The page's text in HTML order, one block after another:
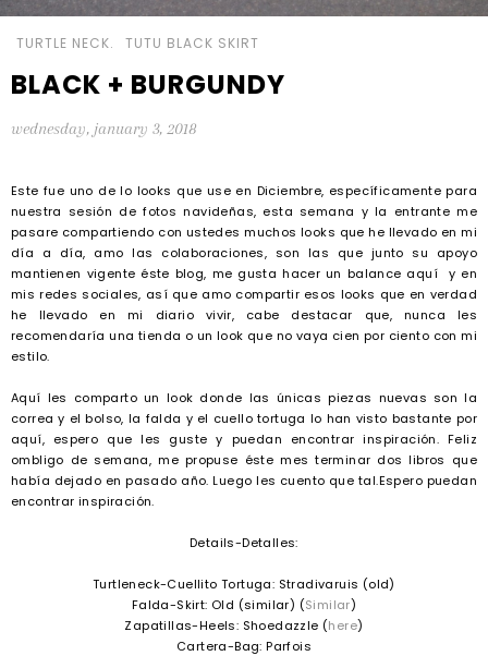
TURTLE NECK. TUTU BLACK SKIRT
BLACK + BURGUNDY
wednesday, january 3, 2018
Este fue uno de lo looks que use en Diciembre, específicamente para
nuestra sesión de fotos navideñas, esta semana y la entrante me
pasare compartiendo con ustedes muchos looks que he llevado en mi
día a día, amo las colaboraciones, son las que junto su apoyo
mantienen vigente éste blog, me gusta hacer un balance aquí y en
mis redes sociales, así que amo compartir esos looks que en verdad
he llevado en mi diario vivir, cabe destacar que, nunca les
recomendaría una tienda o un look que no vaya cien por ciento con mi
estilo.
Aquí les comparto un look donde las únicas piezas nuevas son la
correa y el bolso, la falda y el cuello tortuga lo han visto bastante por
aquí, espero que les guste y puedan encontrar inspiración. Feliz
ombligo de semana, me propuse éste mes terminar dos libros que
había dejado en pasado año. Luego les cuento que tal.Espero puedan
encontrar inspiración.
Details-Detalles:
Turtleneck-Cuellito Tortuga: Stradivaruis (old)
Falda-Skirt: Old (similar) (Similar)
Zapatillas-Heels: Shoedazzle (here)
Cartera-Bag: Parfois